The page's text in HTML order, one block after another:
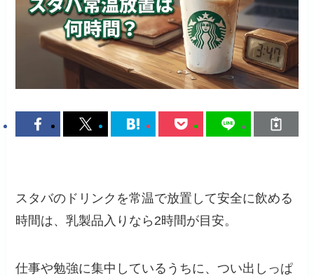
スタバのドリンクを常温で放置して安全に飲める
時間は、乳製品入りなら2時間が目安。
仕事や勉強に集中しているうちに、つい出しっぱ